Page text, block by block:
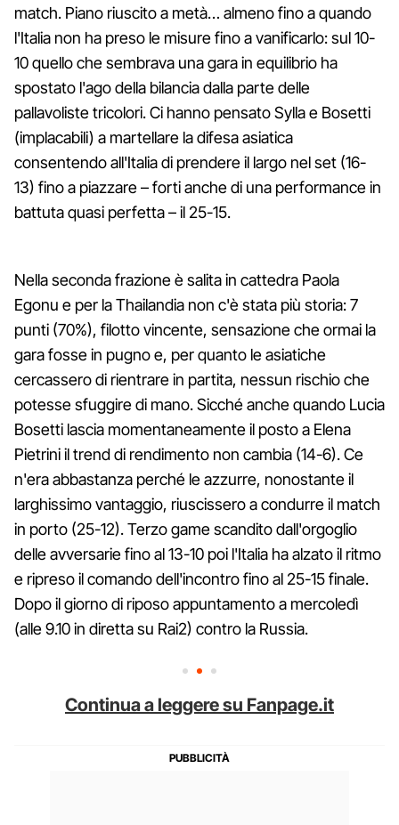
match. Piano riuscito a metà… almeno fino a quando
l'Italia non ha preso le misure fino a vanificarlo: sul 10-
10 quello che sembrava una gara in equilibrio ha
spostato l'ago della bilancia dalla parte delle
pallavoliste tricolori. Ci hanno pensato Sylla e Bosetti
(implacabili) a martellare la difesa asiatica
consentendo all'Italia di prendere il largo nel set (16-
13) fino a piazzare – forti anche di una performance in
battuta quasi perfetta – il 25-15.
Nella seconda frazione è salita in cattedra Paola
Egonu e per la Thailandia non c'è stata più storia: 7
punti (70%), filotto vincente, sensazione che ormai la
gara fosse in pugno e, per quanto le asiatiche
cercassero di rientrare in partita, nessun rischio che
potesse sfuggire di mano. Sicché anche quando Lucia
Bosetti lascia momentaneamente il posto a Elena
Pietrini il trend di rendimento non cambia (14-6). Ce
n'era abbastanza perché le azzurre, nonostante il
larghissimo vantaggio, riuscissero a condurre il match
in porto (25-12). Terzo game scandito dall'orgoglio
delle avversarie fino al 13-10 poi l'Italia ha alzato il ritmo
e ripreso il comando dell'incontro fino al 25-15 finale.
Dopo il giorno di riposo appuntamento a mercoledì
(alle 9.10 in diretta su Rai2) contro la Russia.
Continua a leggere su Fanpage.it